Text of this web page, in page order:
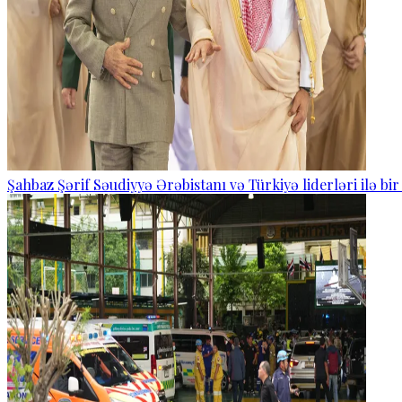
Şahbaz Şərif Səudiyyə Ərəbistanı və Türkiyə liderləri ilə